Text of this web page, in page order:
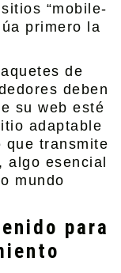
“mobile-
primero la
de
deben
su web esté
adaptable
que transmite
algo esencial
mundo
para